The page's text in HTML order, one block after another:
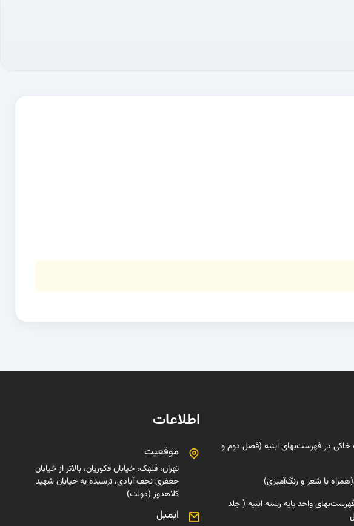
خاکی در فهرست‌بهای ابنیه (فصل دوم و
با شعر و رنگ‌‌آمیزی)
واحد پایه رشته ابنیه ( جلد
اطلاعات
موقعیت
تهران، قلهک، خیابان فکوریان، بالاتر از خیابان
جعفری نجف آبادی، نرسیده به خیابان شهید
کلاهدوز (دولت)
ایمیل